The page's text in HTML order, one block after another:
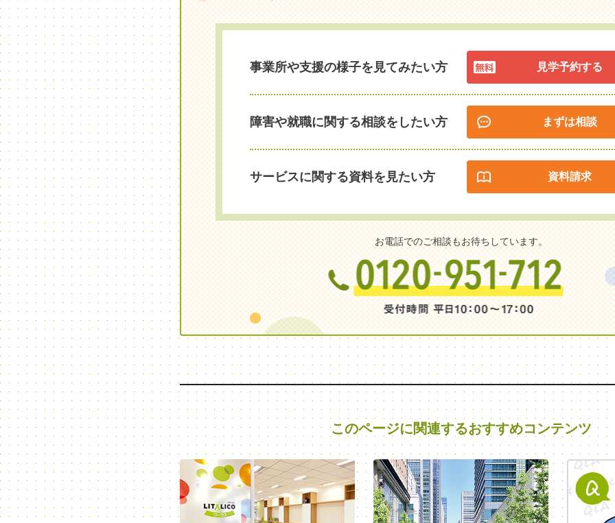
事業所や支援の様子を見てみたい方 見学予約する
障害や就職に関する相談をしたい方 まずは相談
サービスに関する資料を見たい方 資料請求
お電話でのご相談もお待ちしています。
このページに関連するおすすめコンテンツ